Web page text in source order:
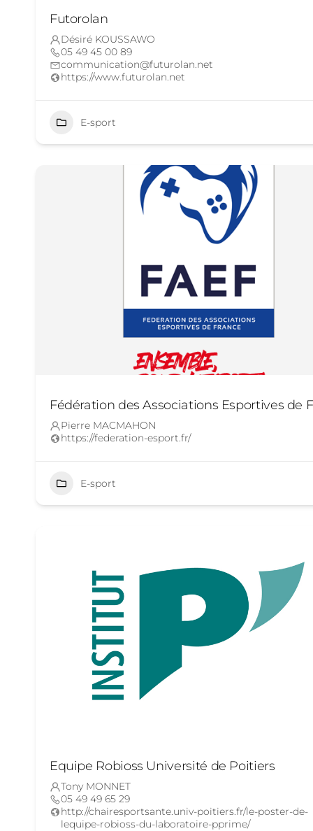
Futorolan
Désiré KOUSSAWO
05 49 45 00 89
communication@futurolan.net
https://www.futurolan.net
E-sport
Fédération des Associations Esportives de
Pierre MACMAHON
https://federation-esport.fr/
E-sport
Equipe Robioss Université de Poitiers
Tony MONNET
05 49 49 65 29
http://chairesportsante.univ-poitiers.fr/le-poster-de-
lequipe-robioss-du-laboratoire-pprime/